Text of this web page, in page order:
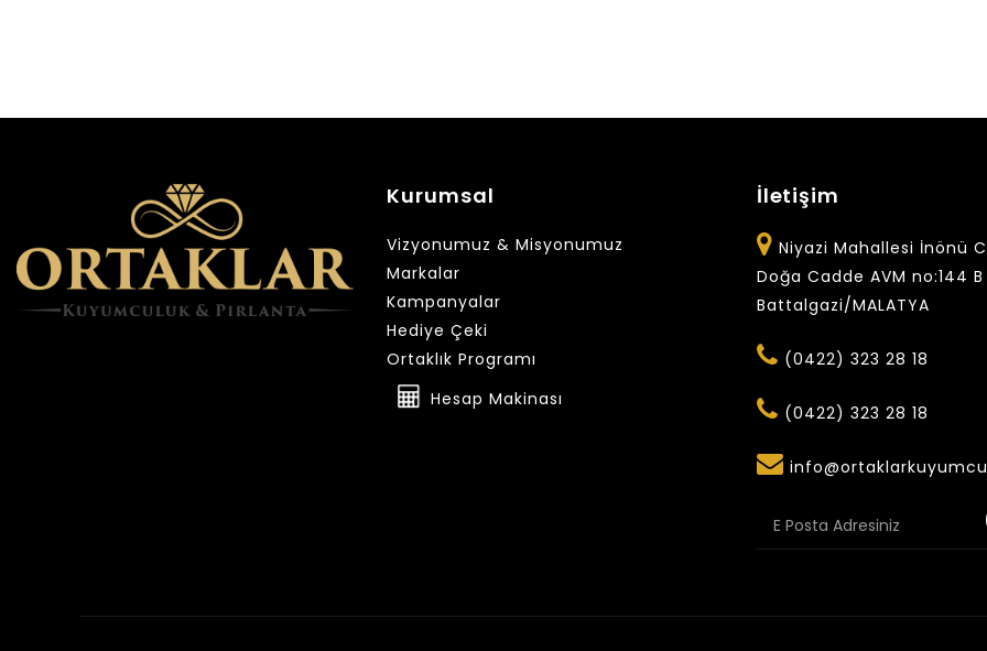
Kurumsal
Vizyonumuz & Misyonumuz
Markalar
Kampanyalar
Hediye Çeki
Ortaklık Programı
Hesap Makinası
İletişim
Niyazi Mahallesi İnönü
Doğa Cadde AVM no:144 B
Battalgazi/MALATYA
(0422) 323 28 18
(0422) 323 28 18